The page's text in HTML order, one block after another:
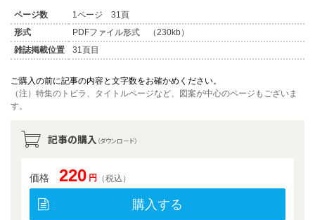
ページ数
1ページ 31頁
形式
PDFファイル形式 （230kb）
雑誌掲載位置
31頁目
ご購入の前に記事の内容と文字数をお確かめください。
（注）特集のトビラ、タイトルページなど、図案が中心のページもございま
す。
記事の購入 （ダウンロード）
価格 220 円 （税込）
購入する